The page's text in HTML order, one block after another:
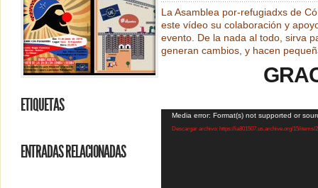
ETIQUETAS
ENTRADAS RELACIONADAS
La Asamblea por-refugiadxs de
este vídeo su colaboración y
evento. De la nada al todo, sirva
generan cambios, y hacen
Reproductor
Media error: Format(s) not supported or
Descargar archivo: https://ia801507.us.archive.org/15/items/